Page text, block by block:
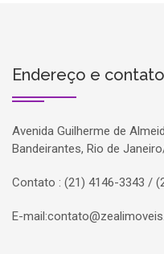
Endereço e
Avenida Guilherme de
Bandeirantes, Rio de
Contato : (21) 4146-3343 /
E-mail: